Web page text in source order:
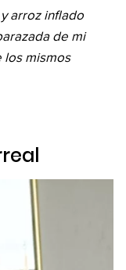
arroz inflado
de mi
los mismos